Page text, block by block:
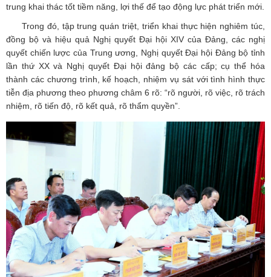
trung khai thác tốt tiềm năng, lợi thế để tạo động lực phát triển mới.
Trong đó, tập trung quán triệt, triển khai thực hiện nghiêm túc,
đồng bộ và hiệu quả Nghị quyết Đại hội XIV của Đảng, các nghị
quyết chiến lược của Trung ương, Nghị quyết Đại hội Đảng bộ tỉnh
lần thứ XX và Nghị quyết Đại hội đảng bộ các cấp; cụ thể hóa
thành các chương trình, kế hoạch, nhiệm vụ sát với tình hình thực
tiễn địa phương theo phương châm 6 rõ: “rõ người, rõ việc, rõ trách
nhiệm, rõ tiến độ, rõ kết quả, rõ thẩm quyền”.